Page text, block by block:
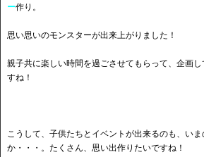
ー作り。
思い思いのモンスターが出来上がりました！
親子共に楽しい時間を過ごさせてもらって、企画
すね！
こうして、子供たちとイベントが出来るのも、い
か・・・。たくさん、思い出作りたいですね！